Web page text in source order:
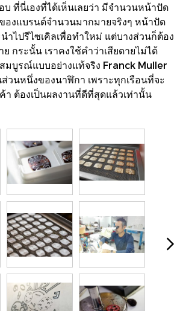
บ ที่นี่เองที่ได้เห็นเลยว่า มีจำนวนหน้าปัด
องแบรนด์จำนวนมากมายจริงๆ หน้าปัด
ำไปรีไซเคิลเพื่อทำใหม่ แต่บางส่วนก็ต้อง
ย กระนั้น เราคงใช้คำว่าเสียดายไม่ได้
มบูรณ์แบบอย่างแท้จริง Franck Muller
วนหนึ่งของนาฬิกา เพราะทุกเรือนที่จะ
า ต้องเป็นผลงานที่ดีที่สุดแล้วเท่านั้น